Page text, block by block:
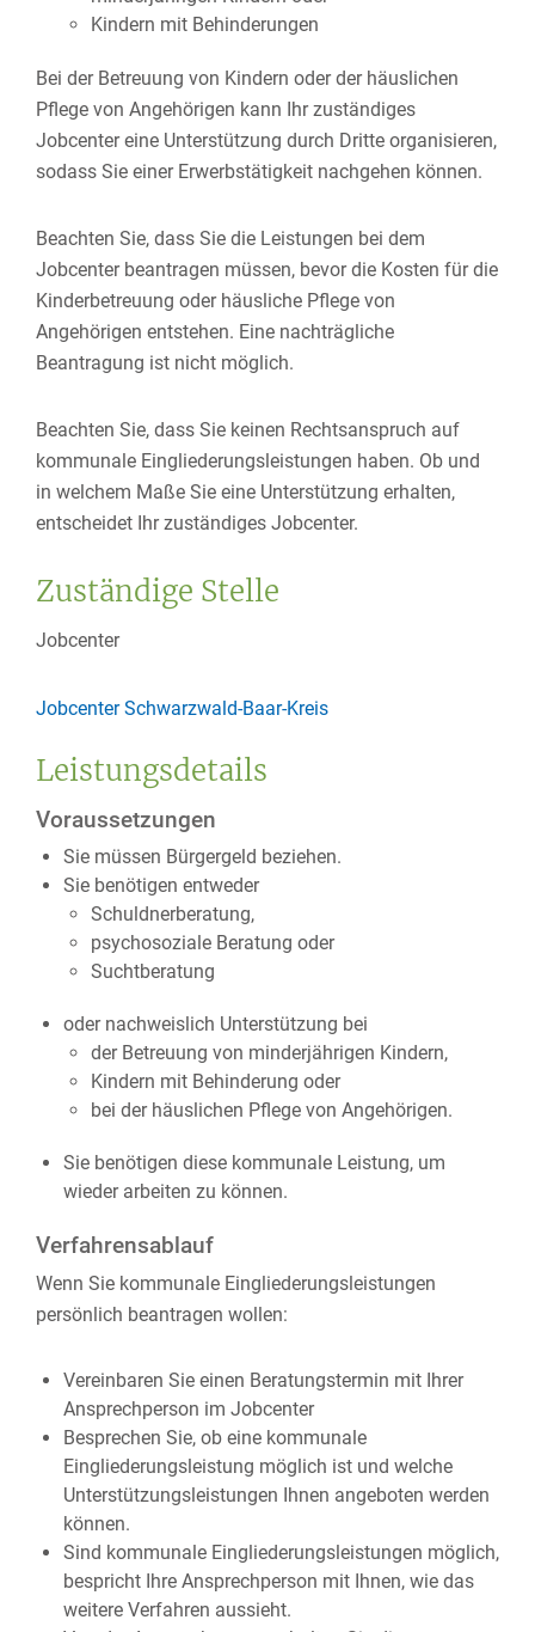
Kindern mit Behinderungen
Bei der Betreuung von Kindern oder der häuslichen
Pflege von Angehörigen kann Ihr zuständiges
Jobcenter eine Unterstützung durch Dritte organisieren,
sodass Sie einer Erwerbstätigkeit nachgehen können.
Beachten Sie, dass Sie die Leistungen bei dem
Jobcenter beantragen müssen, bevor die Kosten für die
Kinderbetreuung oder häusliche Pflege von
Angehörigen entstehen. Eine nachträgliche
Beantragung ist nicht möglich.
Beachten Sie, dass Sie keinen Rechtsanspruch auf
kommunale Eingliederungsleistungen haben. Ob und
in welchem Maße Sie eine Unterstützung erhalten,
entscheidet Ihr zuständiges Jobcenter.
Zuständige Stelle
Jobcenter
Jobcenter Schwarzwald-Baar-Kreis
Leistungsdetails
Voraussetzungen
Sie müssen Bürgergeld beziehen.
Sie benötigen entweder
Schuldnerberatung,
psychosoziale Beratung oder
Suchtberatung
oder nachweislich Unterstützung bei
der Betreuung von minderjährigen Kindern,
Kindern mit Behinderung oder
bei der häuslichen Pflege von Angehörigen.
Sie benötigen diese kommunale Leistung, um
wieder arbeiten zu können.
Verfahrensablauf
Wenn Sie kommunale Eingliederungsleistungen
persönlich beantragen wollen:
Vereinbaren Sie einen Beratungstermin mit Ihrer
Ansprechperson im Jobcenter
Besprechen Sie, ob eine kommunale
Eingliederungsleistung möglich ist und welche
Unterstützungsleistungen Ihnen angeboten werden
können.
Sind kommunale Eingliederungsleistungen möglich,
bespricht Ihre Ansprechperson mit Ihnen, wie das
weitere Verfahren aussieht.